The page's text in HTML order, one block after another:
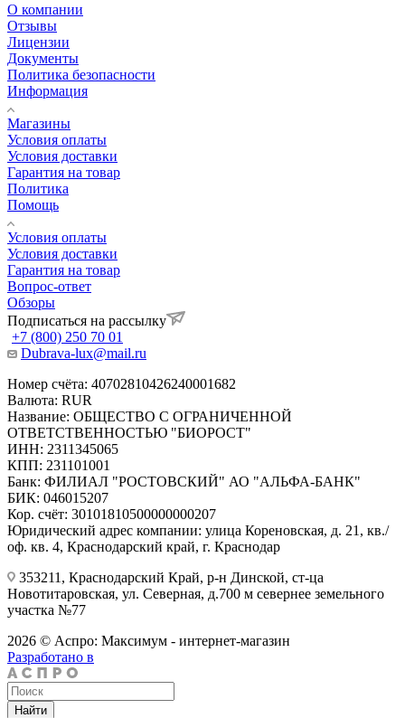
О компании
Отзывы
Лицензии
Документы
Политика безопасности
Информация
Магазины
Условия оплаты
Условия доставки
Гарантия на товар
Политика
Помощь
Условия оплаты
Условия доставки
Гарантия на товар
Вопрос-ответ
Обзоры
Подписаться на рассылку
+7 (800) 250 70 01
Dubrava-lux@mail.ru
Номер счёта: 40702810426240001682
Валюта: RUR
Название: ОБЩЕСТВО С ОГРАНИЧЕННОЙ
ОТВЕТСТВЕННОСТЬЮ "БИОРОСТ"
ИНН: 2311345065
КПП: 231101001
Банк: ФИЛИАЛ "РОСТОВСКИЙ" АО "АЛЬФА-БАНК"
БИК: 046015207
Кор. счёт: 30101810500000000207
Юридический адрес компании: улица Кореновская, д. 21, кв./
оф. кв. 4, Краснодарский край, г. Краснодар
353211, Краснодарский Край, р-н Динской, ст-ца
Новотитаровская, ул. Северная, д.700 м севернее земельного
участка №77
2026 © Аспро: Максимум - интернет-магазин
Разработано в
Найти